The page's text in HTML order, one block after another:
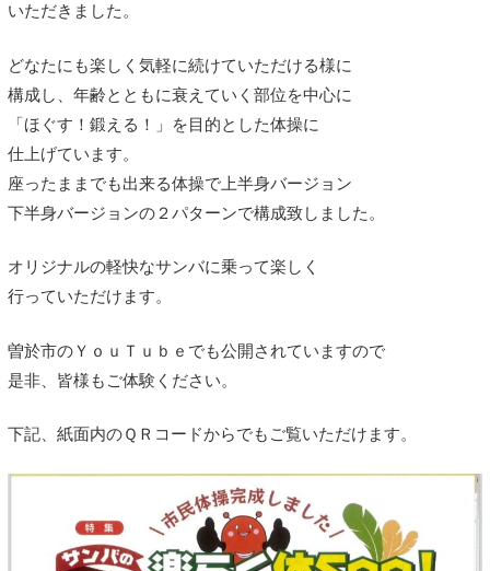
いただきました。
どなたにも楽しく気軽に続けていただける様に
構成し、年齢とともに衰えていく部位を中心に
「ほぐす！鍛える！」を目的とした体操に
仕上げています。
座ったままでも出来る体操で上半身バージョン
下半身バージョンの２パターンで構成致しました。
オリジナルの軽快なサンバに乗って楽しく
行っていただけます。
曽於市のＹｏｕＴｕｂｅでも公開されていますので
是非、皆様もご体験ください。
下記、紙面内のＱＲコードからでもご覧いただけます。